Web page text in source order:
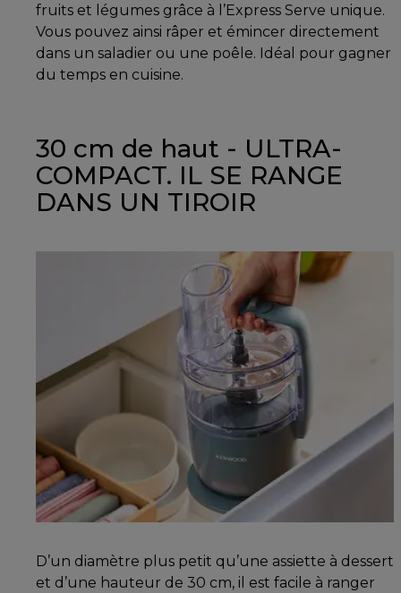
fruits et légumes grâce à l’Express Serve unique.
Vous pouvez ainsi râper et émincer directement
dans un saladier ou une poêle. Idéal pour gagner
du temps en cuisine.
30 cm de haut - ULTRA-
COMPACT. IL SE RANGE
DANS UN TIROIR
D’un diamètre plus petit qu’une assiette à dessert
et d’une hauteur de 30 cm, il est facile à ranger